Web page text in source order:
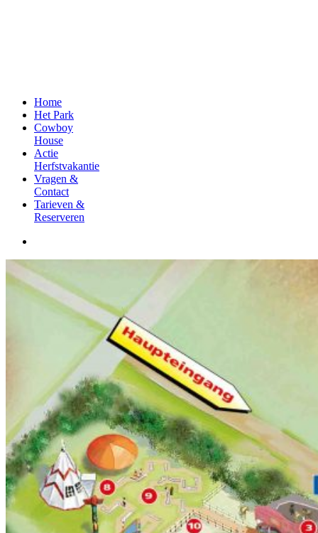
Home
Het Park
Cowboy
House
Actie
Herfstvakantie
Vragen &
Contact
Tarieven &
Reserveren